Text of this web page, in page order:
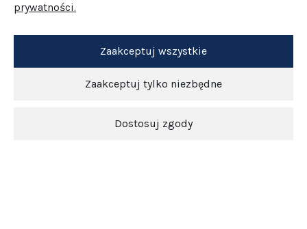
prywatności.
Zaakceptuj tylko niezbędne
Dostosuj zgody
Zaakceptuj wszystkie